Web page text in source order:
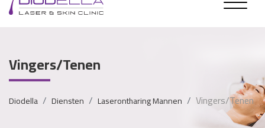
Vingers/Tenen
Diodella Diensten Laserontharing Mannen Vingers/Tenen